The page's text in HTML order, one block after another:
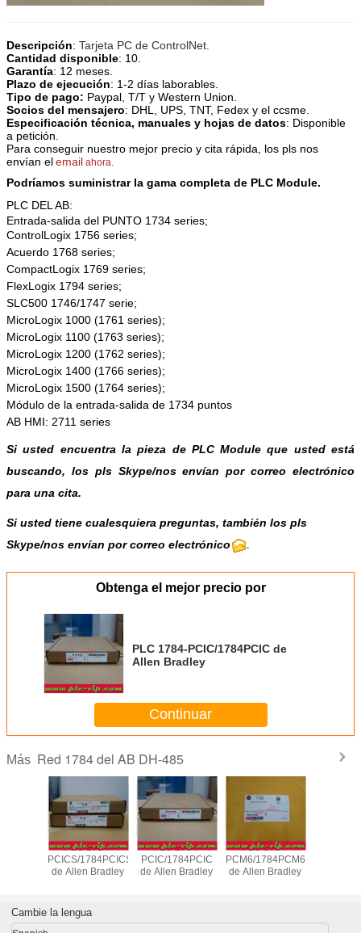
Descripción: Tarjeta PC de ControlNet
Cantidad disponible: 10.
Garantía: 12 meses.
Plazo de ejecución: 1-2 días laborables.
Tipo de pago: Paypal, T/T y Western Union.
Socios del mensajero: DHL, UPS, TNT, Fedex y el ccsme.
Especificación técnica, manuales y hojas de datos: Disponible
a petición.
Para conseguir nuestro mejor precio y cita rápida, los pls nos
envían elemail ahora.
Podríamos suministrar la gama completa de PLC Module.
PLC DEL AB:
Entrada-salida del PUNTO 1734 series;
ControlLogix 1756 series;
Acuerdo 1768 series;
CompactLogix 1769 series;
FlexLogix 1794 series;
SLC500 1746/1747 serie;
MicroLogix 1000 (1761 series);
MicroLogix 1100 (1763 series);
MicroLogix 1200 (1762 series);
MicroLogix 1400 (1766 series);
MicroLogix 1500 (1764 series);
Módulo de la entrada-salida de 1734 puntos
AB HMI: 2711 series
Si usted encuentra la pieza de PLC Module que usted está
buscando, los plsSkype/nos envían por correo electrónico
para una cita.
Si usted tiene cualesquiera preguntas, también los pls
Skype/nos envían por correo electrónico
.
Obtenga el mejor precio por
PLC 1784-PCIC/1784PCIC de
Allen Bradley
Continuar
Más Red 1784 del AB DH-485
PLC 1784-
PCICS/1784PCICS
de Allen Bradley
PLC 1784-
PCIC/1784PCIC
de Allen Bradley
PLC 1784-
PCM6/1784PCM6
de Allen Bradley
Cambie la lengua